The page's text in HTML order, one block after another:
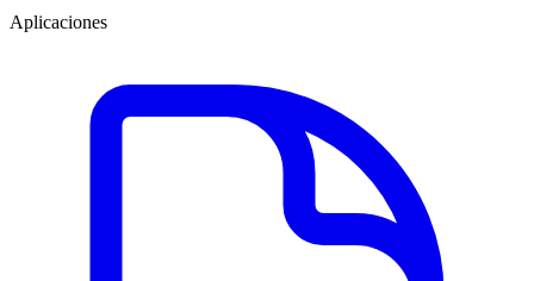
Aplicaciones